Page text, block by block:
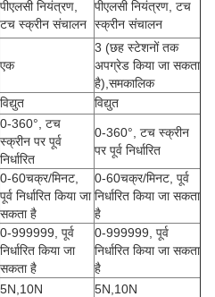
पीएलसी नियंत्रण,
टच स्क्रीन संचालन
पीएलसी नियंत्रण, टच
स्क्रीन संचालन
एक
3 (छह स्टेशनों तक
अपग्रेड किया जा सकता
है),समकालिक
विद्युत विद्युत
0-360°, टच
स्क्रीन पर पूर्व
निर्धारित
0-360°, टच स्क्रीन
पर पूर्व निर्धारित
0-60चक्र/मिनट,
पूर्व निर्धारित किया जा
सकता है
0-60चक्र/मिनट, पूर्व
निर्धारित किया जा सकता
है
0-999999, पूर्व
निर्धारित किया जा
सकता है
0-999999, पूर्व
निर्धारित किया जा सकता
है
5N,10N 5N,10N